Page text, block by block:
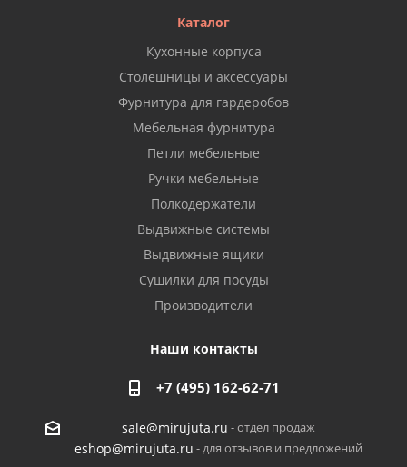
Каталог
Кухонные корпуса
Столешницы и аксессуары
Фурнитура для гардеробов
Мебельная фурнитура
Петли мебельные
Ручки мебельные
Полкодержатели
Выдвижные системы
Выдвижные ящики
Сушилки для посуды
Производители
Наши контакты
+7 (495) 162-62-71
sale@mirujuta.ru - отдел продаж
eshop@mirujuta.ru - для отзывов и предложений